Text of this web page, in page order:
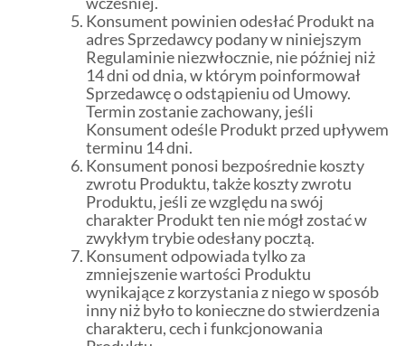
Konsument powinien odesłać Produkt na
adres Sprzedawcy podany w niniejszym
Regulaminie niezwłocznie, nie później niż
14 dni od dnia, w którym poinformował
Sprzedawcę o odstąpieniu od Umowy.
Termin zostanie zachowany, jeśli
Konsument odeśle Produkt przed upływem
terminu 14 dni.
Konsument ponosi bezpośrednie koszty
zwrotu Produktu, także koszty zwrotu
Produktu, jeśli ze względu na swój
charakter Produkt ten nie mógł zostać w
zwykłym trybie odesłany pocztą.
Konsument odpowiada tylko za
zmniejszenie wartości Produktu
wynikające z korzystania z niego w sposób
inny niż było to konieczne do stwierdzenia
charakteru, cech i funkcjonowania